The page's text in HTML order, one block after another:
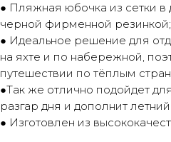
● Пляжная юбочка из сетки в
черной фирменной резинкой;
● Идеальное решение для
на яхте и по набережной,
путешествии по тёплым
●Так же отлично подойдет
разгар дня и дополнит
● Изготовлен из